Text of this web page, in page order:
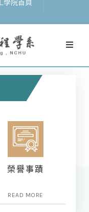
工學院首頁
榮譽事蹟
READ MORE